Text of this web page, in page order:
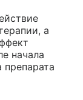
а
начала